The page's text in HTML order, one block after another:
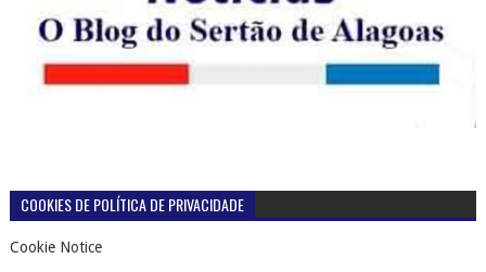
COOKIES DE POLÍTICA DE PRIVACIDADE
Cookie Notice